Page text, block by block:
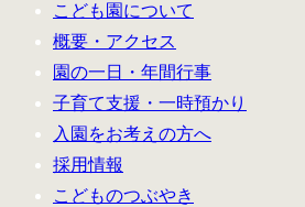
こども園について
概要・アクセス
園の一日・年間行事
子育て支援・一時預かり
入園をお考えの方へ
採用情報
こどものつぶやき